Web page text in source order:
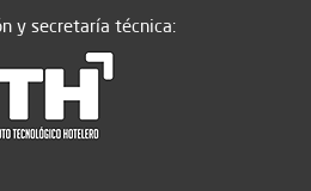
y secretaría técnica: